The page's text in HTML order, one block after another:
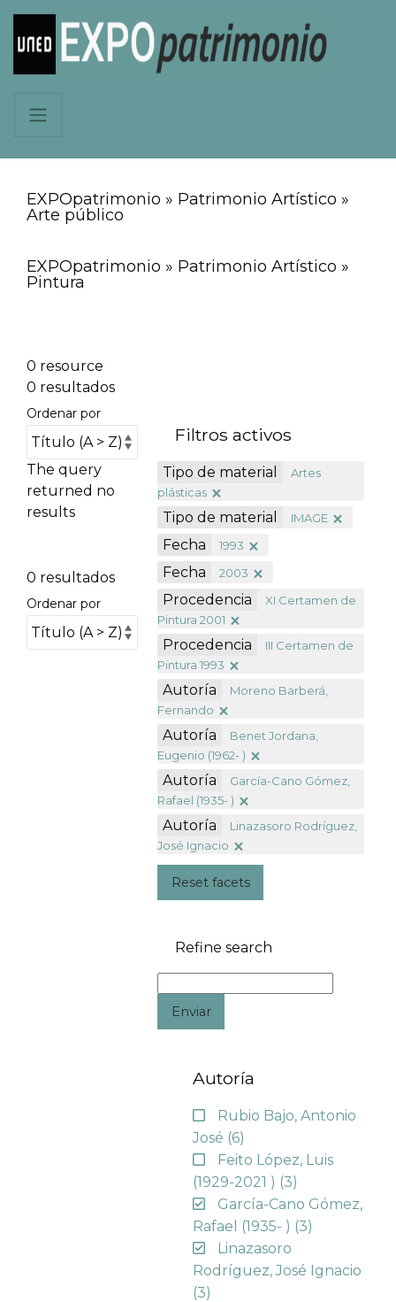
EXPOpatrimonio » Patrimonio Artístico »
Arte público
EXPOpatrimonio » Patrimonio Artístico »
Pintura
0 resource
0 resultados
Ordenar por
The query
returned no
results
0 resultados
Ordenar por
Filtros activos
Tipo de material
Artes
plásticas
Tipo de material IMAGE
Fecha 1993
Fecha 2003
Procedencia
XI Certamen de
Pintura 2001
Procedencia
III Certamen de
Pintura 1993
Autoría
Moreno Barberá,
Fernando
Autoría
Benet Jordana,
Eugenio (1962- )
Autoría
García-Cano Gómez,
Rafael (1935- )
Autoría
Linazasoro Rodríguez,
José Ignacio
Reset facets
Refine search
Enviar
Autoría
Rubio Bajo, Antonio
José (6)
Feito López, Luis
(1929-2021 ) (3)
García-Cano Gómez,
Rafael (1935- ) (3)
Linazasoro
Rodríguez, José Ignacio
(3)